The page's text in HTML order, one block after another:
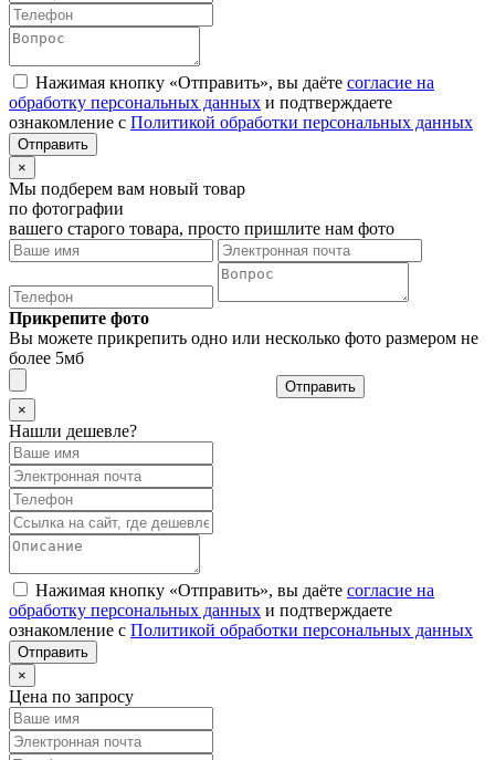
Нажимая кнопку «Отправить», вы даёте согласие на
обработку персональных данных и подтверждаете
ознакомление с Политикой обработки персональных данных
×
Мы подберем вам новый товар
по фотографии
вашего старого товара, просто пришлите нам фото
Прикрепите фото
Вы можете прикрепить одно или несколько фото размером не
более 5мб
Отправить
×
Нашли дешевле?
Нажимая кнопку «Отправить», вы даёте согласие на
обработку персональных данных и подтверждаете
ознакомление с Политикой обработки персональных данных
×
Цена по запросу